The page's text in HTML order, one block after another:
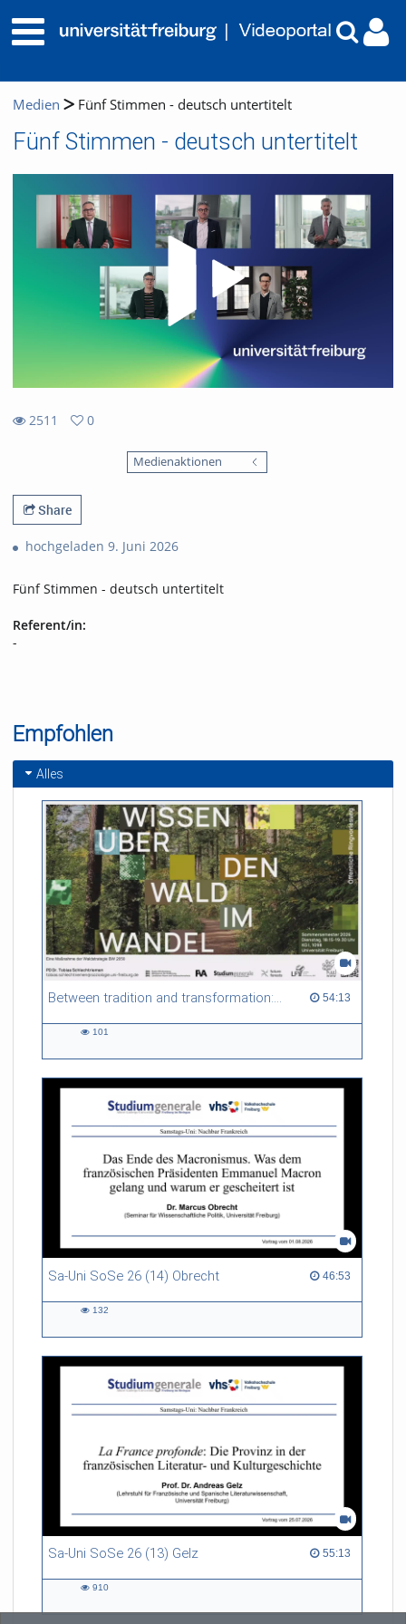
Medien Fünf Stimmen - deutsch untertitelt
Fünf Stimmen - deutsch untertitelt
2511
0
Medienaktionen
Share
hochgeladen 9. Juni 2026
Fünf Stimmen - deutsch untertitelt
Referent/in:
-
Empfohlen
Alles
Between tradition and transformation: how owners, advisers and institutions co-create knowledge for resilient forests in Europe 54:13
54:13 duration
101
Sa-Uni SoSe 26 (14) Obrecht 46:53
46:53 duration
132
Sa-Uni SoSe 26 (13) Gelz 55:13
55:13 duration
910